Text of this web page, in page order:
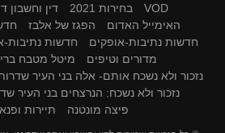
VOD בחירות 2021 דין וחשבון
האימייל האדום
הפגז של אלבז
חדשות נתיבות-אופקים
חדשות נתיבות-
מדורים וטיפים
מיטל מטבח
נזכור ולא נשכח אותם- אלה בני העיר
נזכור ולא נשכח: הנרצחים בני העיר
פיצה מונטנה
תיירות